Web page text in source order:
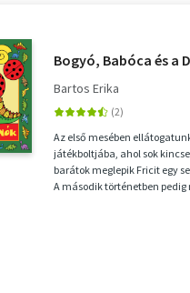
Bogyó, Babóca és a
Bartos Erika
Az első mesében
játékboltjába, ahol sok
barátok meglepik Fricit egy
A második történetben